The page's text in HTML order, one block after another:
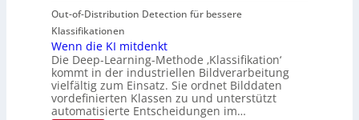
n
S
I
O
N
T
e
c
e
n
a
u
f
d
a
g
u
n
g
z
u
Out-of-Distribution Detection für bessere
Klassifikationen
Wenn die KI mitdenkt
Die Deep-Learning-Methode ‚Klassifikation‘
kommt in der industriellen Bildverarbeitung
vielfältig zum Einsatz. Sie ordnet Bilddaten
vordefinierten Klassen zu und unterstützt
automatisierte Entscheidungen im…